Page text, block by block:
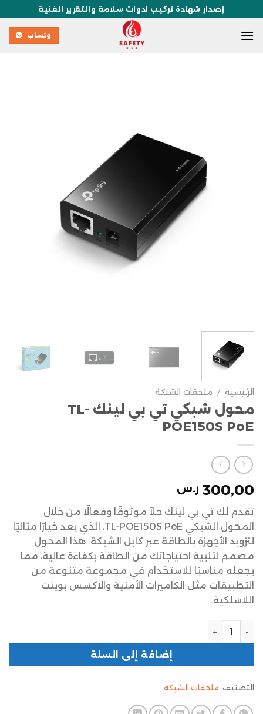
إصدار شهادة تركيب ادوات سلامة والتقرير الفنية
وتساب
الرئيسية / ملحقات الشبكة
محول شبكي تي بي لينك TL-
POE150S PoE
300,00 ر.س
تقدم لك تي بي لينك حلاً موثوقًا وفعالًا من خلال
المحول الشبكي TL-POE150S PoE، الذي يعد خيارًا مثاليًا
لتزويد الأجهزة بالطاقة عبر كابل الشبكة. هذا المحول
مصمم لتلبية احتياجاتك من الطاقة بكفاءة عالية، مما
يجعله مناسبًا للاستخدام في مجموعة متنوعة من
التطبيقات مثل الكاميرات الأمنية والاكسس بوينت
اللاسلكية.
إضافة إلى السلة
التصنيف: ملحقات الشبكة